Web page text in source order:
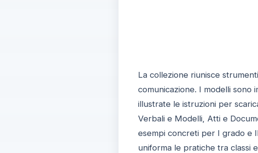
La collezione riunisce
comunicazione. I modelli sono
illustrate le istruzioni per
Verbali e Modelli, Atti e
esempi concreti per I grado e
uniforma le pratiche tra classi